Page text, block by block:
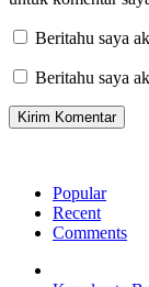
Beritahu saya
Beritahu saya
Popular
Recent
Comments